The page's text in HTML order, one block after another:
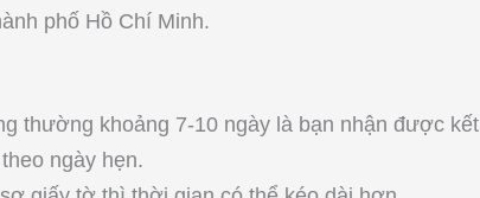
phố Hồ Chí Minh.
thường khoảng 7-10 ngày là bạn nhận được kết
ngày hẹn.